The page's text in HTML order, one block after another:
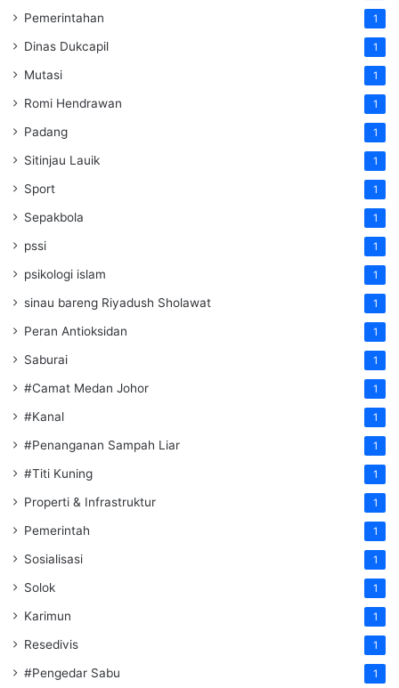
Pemerintahan 1
Dinas Dukcapil 1
Mutasi 1
Romi Hendrawan 1
Padang 1
Sitinjau Lauik 1
Sport 1
Sepakbola 1
pssi 1
psikologi islam 1
sinau bareng Riyadush Sholawat 1
Peran Antioksidan 1
Saburai 1
#Camat Medan Johor 1
#Kanal 1
#Penanganan Sampah Liar 1
#Titi Kuning 1
Properti & Infrastruktur 1
Pemerintah 1
Sosialisasi 1
Solok 1
Karimun 1
Resedivis 1
#Pengedar Sabu 1